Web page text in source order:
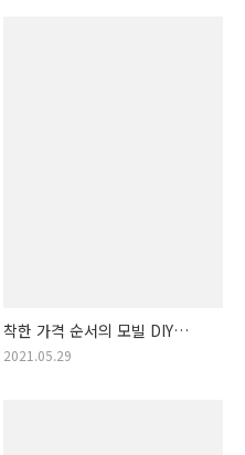
착한 가격 순서의 모빌 DIY
물건 개봉박두. 모빌DIY 갓성비
2021.05.29